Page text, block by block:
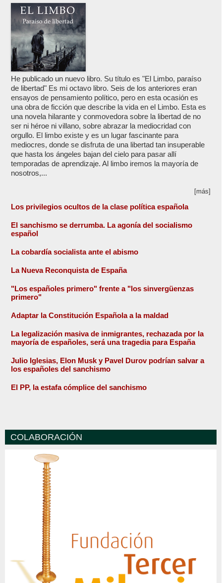
He publicado un nuevo libro. Su título es "El Limbo, paraíso
de libertad" Es mi octavo libro. Seis de los anteriores eran
ensayos de pensamiento político, pero en esta ocasión es
una obra de ficción que describe la vida en el Limbo. Esta es
una novela hilarante y conmovedora sobre la libertad de no
ser ni héroe ni villano, sobre abrazar la mediocridad con
orgullo. El limbo existe y es un lugar fascinante para
mediocres, donde se disfruta de una libertad tan insuperable
que hasta los ángeles bajan del cielo para pasar allí
temporadas de aprendizaje. Al limbo iremos la mayoría de
nosotros,...
[más]
Los privilegios ocultos de la clase política española
El sanchismo se derrumba. La agonía del socialismo
español
La cobardía socialista ante el abismo
La Nueva Reconquista de España
"Los españoles primero" frente a "los sinvergüenzas
primero"
Adaptar la Constitución Española a la maldad
La legalización masiva de inmigrantes, rechazada por la
mayoría de españoles, será una tragedia para España
Julio Iglesias, Elon Musk y Pavel Durov podrían salvar a
los españoles del sanchismo
El PP, la estafa cómplice del sanchismo
COLABORACIÓN